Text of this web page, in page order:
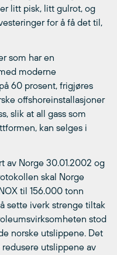
litt pisk, litt gulrot, og
for å få det til,
som har en
moderne
60 prosent, frigjøres
offshoreinstallasjoner
slik at all gass som
kan selges i
av Norge 30.01.2002 og
skal Norge
til 156.000 tonn
sette iverk strenge tiltak
stod
norske utslippene. Det
utslippene av